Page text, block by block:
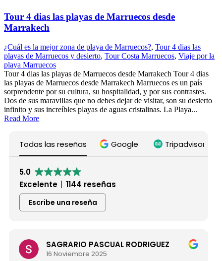
Tour 4 dias las playas de Marruecos desde
Marrakech
¿Cuál es la mejor zona de playa de Marruecos?, Tour 4 dias las
playas de Marruecos y desierto, Tour Costa Marruecos, Viaje por la
playa Marruecos
Tour 4 dias las playas de Marruecos desde Marrakech Tour 4 dias
las playas de Marruecos desde Marrakech Marruecos es un país
sorprendente por su cultura, su hospitalidad, y por sus contrastes.
Dos de sus maravillas que no debes dejar de visitar, son su desierto
infinito y sus increíbles playas de aguas cristalinas. La Playa...
Read More
Todas las reseñas Google Tripadvisor
5.0
Excelente
1144 reseñas
Escribe una reseña
SAGRARIO PASCUAL RODRIGUEZ
16 Noviembre 2025